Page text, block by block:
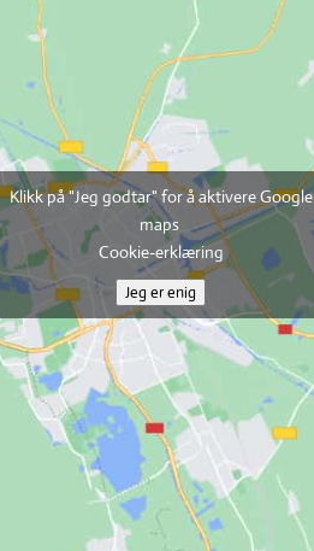
Klikk på "Jeg godtar" for å aktivere Google
maps
Cookie-erklæring
Jeg er enig